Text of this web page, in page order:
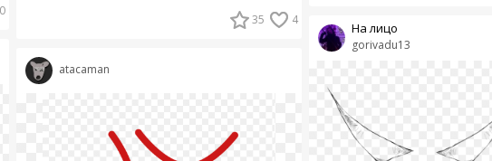
35 4
atacaman
gorivadu13
На лицо